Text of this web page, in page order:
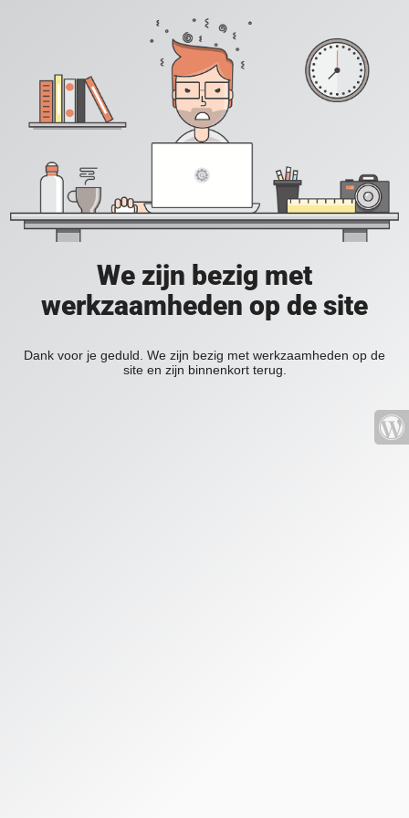
We zijn bezig met
werkzaamheden op de site
Dank voor je geduld. We zijn bezig met werkzaamheden op de
site en zijn binnenkort terug.